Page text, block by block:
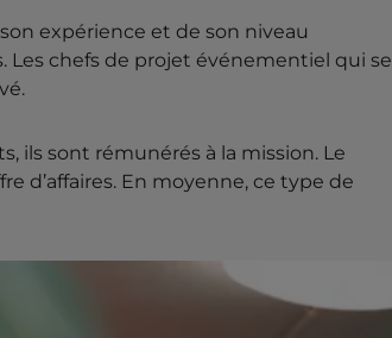
expérience et de son niveau
Les chefs de projet événementiel qui se
ils sont rémunérés à la mission. Le
d’affaires. En moyenne, ce type de